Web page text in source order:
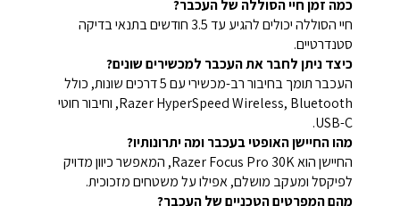
כמה זמן חיי הסוללה של העכבר?
חיי הסוללה יכולים להגיע עד 3.5 חודשים בתנאי בדיקה
סטנדרטיים.
כיצד ניתן לחבר את העכבר למכשירים שונים?
העכבר תומך בחיבור רב-מכשירי עם 5 דרכים שונות, כולל
Razer HyperSpeed Wireless, Bluetooth, וחיבור חוטי
USB-C.
מהו החיישן האופטי בעכבר ומה יתרונותיו?
החיישן הוא Razer Focus Pro 30K, המאפשר כיוון מדויק
לפיקסל ומעקב מושלם, אפילו על משטחים מזכוכית.
מהם המפרטים הטכניים של העכבר?